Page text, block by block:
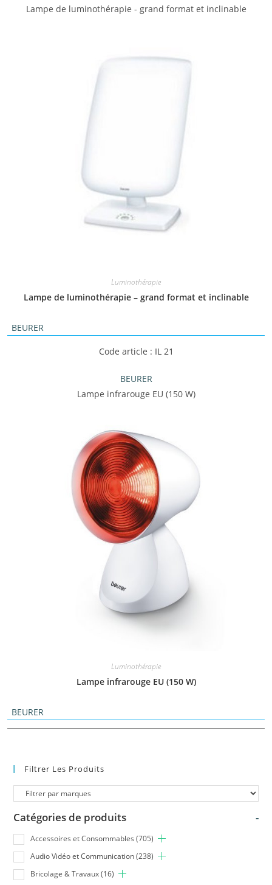
Lampe de luminothérapie - grand format et inclinable
Luminothérapie
Lampe de luminothérapie – grand format et inclinable
BEURER
Code article : IL 21
BEURER
Lampe infrarouge EU (150 W)
Luminothérapie
Lampe infrarouge EU (150 W)
BEURER
Filtrer Les Produits
Catégories de produits -
Accessoires et Consommables (705)
Audio Vidéo et Communication (238)
Bricolage & Travaux (16)